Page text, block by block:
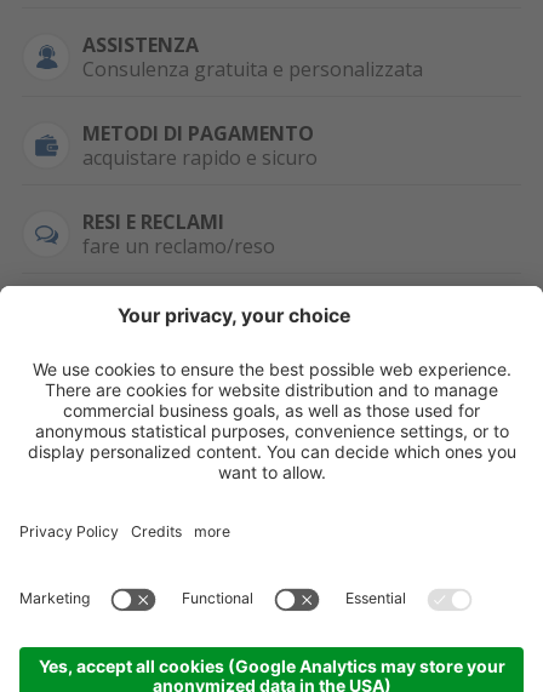
ASSISTENZA
Consulenza gratuita e personalizzata
METODI DI PAGAMENTO
acquistare rapido e sicuro
RESI E RECLAMI
fare un reclamo/reso
SEMPRE DISPONIBILE
0471 506798
WHATSAPP
+39 376 2951129
Credits
Sitemap Informativa privacy
Impostazioni cookie
Partner
Come arrivare
HAI LA PARTITA
IVA?
Per ordini, offerte,
prezzi speciali e
ulteriori articoli